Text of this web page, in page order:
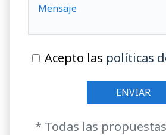
Acepto las políticas
* Todas las